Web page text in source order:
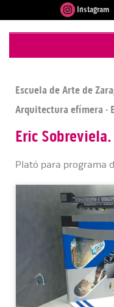
Instagram
Escuela de Arte de
Arquitectura efímera ·
Eric
Plató para programa